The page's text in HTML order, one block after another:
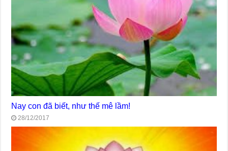
Nay con đã biết, như thế mê lầm!
28/12/2017